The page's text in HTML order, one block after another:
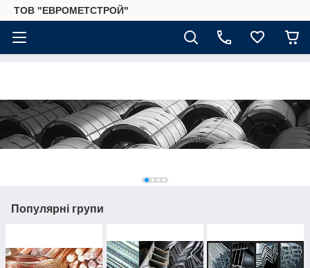
ТОВ "ЕВРОМЕТСТРОЙ"
Популярні групи